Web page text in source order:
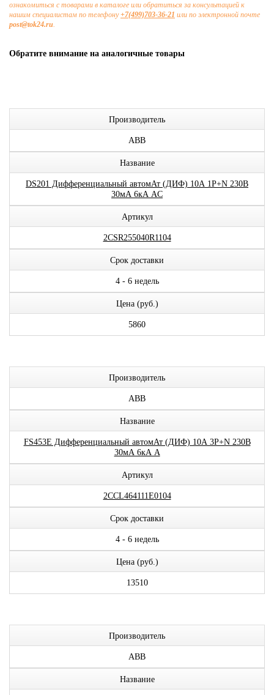
ознакомиться с товарами в каталоге или обратиться за консультацией к
нашим специалистам по телефону+7(499)703-36-21 или по электронной почте
post@tok24.ru.
Обратите внимание на аналогичные товары
Производитель
ABB
Название
DS201 Дифференциальный автомАт (ДИФ) 10А 1P+N 230В
30мА 6кА AC
Артикул
2CSR255040R1104
Срок доставки
4 - 6 недель
Цена (руб.)
5860
Производитель
ABB
Название
FS453E Дифференциальный автомАт (ДИФ) 10А 3P+N 230В
30мА 6кА A
Артикул
2CCL464111E0104
Срок доставки
4 - 6 недель
Цена (руб.)
13510
Производитель
ABB
Название